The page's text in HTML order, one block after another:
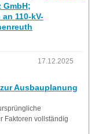
GmbH;
110-kV-
17.12.2025
Ausbauplanung
Faktoren vollständig